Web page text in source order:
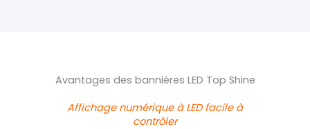
Avantages des bannières LED Top Shine
Affichage numérique à LED facile à
contrôler